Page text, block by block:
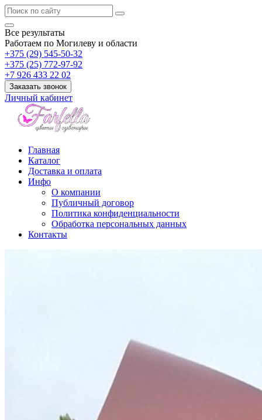
Все результаты
Работаем по Могилеву и области
+375 (29) 545-50-32
+375 (25) 772-97-92
+7 926 433 22 02
Заказать звонок
Личный кабинет
Главная
Каталог
Доставка и оплата
Инфо
О компании
Публичный договор
Политика конфиденциальности
Обработка персональных данных
Контакты